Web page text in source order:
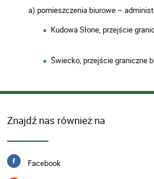
a) pomieszczenia biurowe –
Kudowa Słone, przejście
Świecko, przejście graniczne
Znajdź nas również na
Facebook